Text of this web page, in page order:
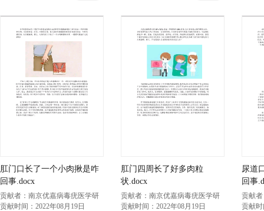
肛门口长了一个小肉揪是咋
回事.docx
贡献者： 南京优嘉病毒疣医学研
究所李兴春
贡献时间： 2022年08月19日
肛门四周长了好多肉粒
状.docx
贡献者： 南京优嘉病毒疣医学研
究所李兴春
贡献时间： 2022年08月19日
尿道
回事
贡献
究所
贡献